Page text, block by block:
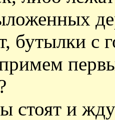
бутылки с
стоят и